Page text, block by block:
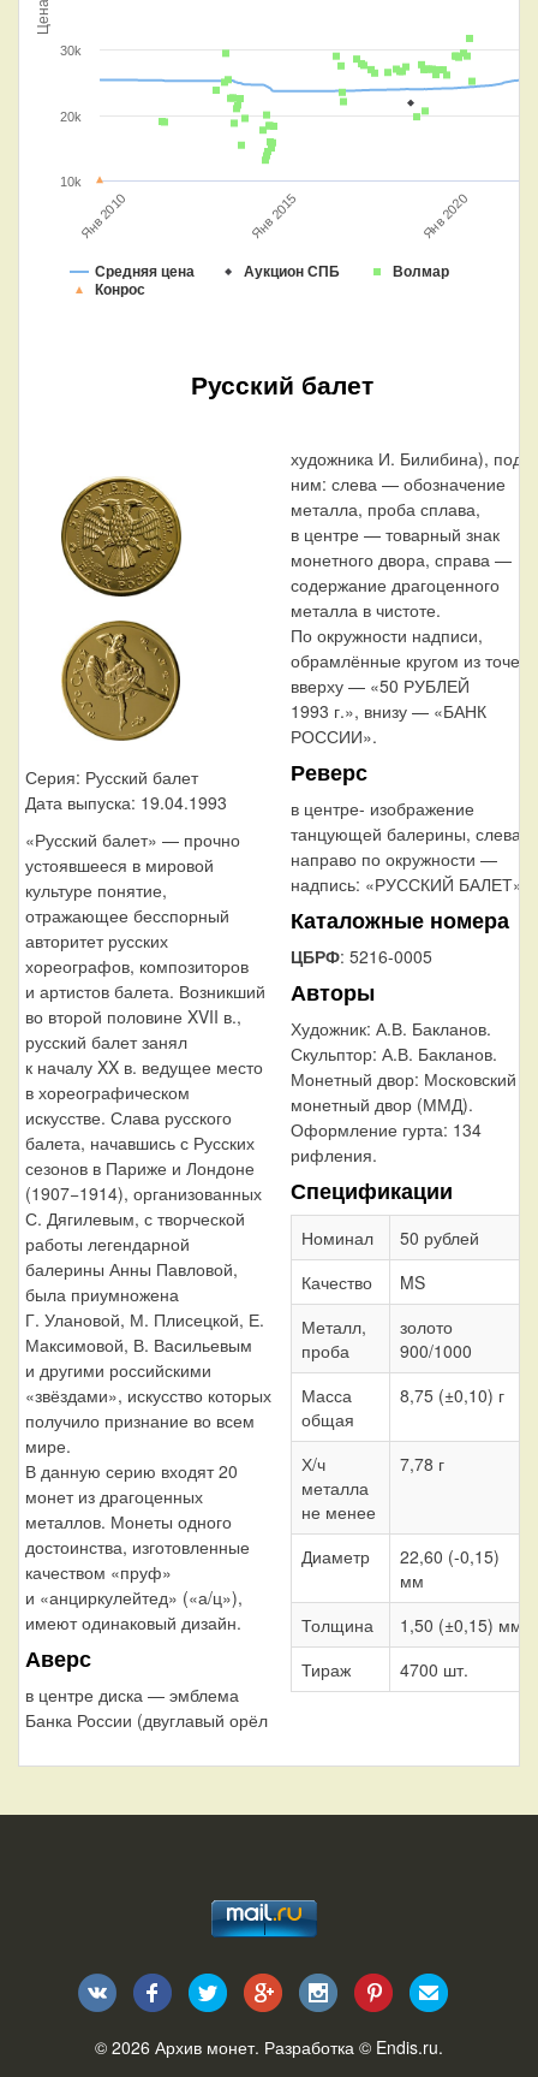
Цена
Средняя цена Аукцион СПБ
Волмар
Конрос
Янв 2010 Янв 2020
Янв 2015
10k
20k
30k
Русский балет
Серия: Русский балет
Дата выпуска: 19.04.1993
«Русский балет» — прочно
устоявшееся в мировой
культуре понятие,
отражающее бесспорный
авторитет русских
хореографов, композиторов
и артистов балета. Возникший
во второй половине XVII в.,
русский балет занял
к началу XX в. ведущее место
в хореографическом
искусстве. Слава русского
балета, начавшись с Русских
сезонов в Париже и Лондоне
(1907−1914), организованных
С. Дягилевым, с творческой
работы легендарной
балерины Анны Павловой,
была приумножена
Г. Улановой, М. Плисецкой, Е.
Максимовой, В. Васильевым
и другими российскими
«звёздами», искусство которых
получило признание во всем
мире.
В данную серию входят 20
монет из драгоценных
металлов. Монеты одного
достоинства, изготовленные
качеством «пруф»
и «анциркулейтед» («а/ц»),
имеют одинаковый дизайн.
Аверс
в центре диска — эмблема
Банка России (двуглавый орёл
художника И. Билибина), под
ним: слева — обозначение
металла, проба сплава,
в центре — товарный знак
монетного двора, справа —
содержание драгоценного
металла в чистоте.
По окружности надписи,
обрамлённые кругом из точек:
вверху — «50 РУБЛЕЙ
1993 г.», внизу — «БАНК
РОССИИ».
Реверс
в центре- изображение
танцующей балерины, слева
направо по окружности —
надпись: «РУССКИЙ БАЛЕТ».
Каталожные номера
ЦБРФ: 5216-0005
Авторы
Художник: А.В. Бакланов.
Скульптор: А.В. Бакланов.
Монетный двор: Московский
монетный двор (ММД).
Оформление гурта: 134
рифления.
Спецификации
Номинал
50 рублей
Качество
MS
Металл,
проба
золото
900/1000
Масса
общая
8,75 (±0,10) г
Х/ч
металла
не менее
7,78 г
Диаметр
22,60 (-0,15)
мм
Толщина
1,50 (±0,15) мм
Тираж
4700 шт.
© 2026 Архив монет. Разработка © Endis.ru.